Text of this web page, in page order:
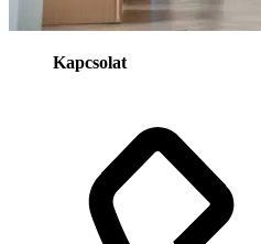
Kapcsolat